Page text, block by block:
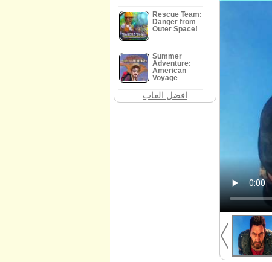
Rescue Team:
Danger from
Outer Space!
Summer
Adventure:
American
Voyage
افضل العاب